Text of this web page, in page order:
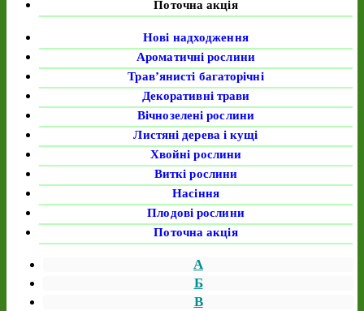
Поточна акція
Нові надходження
Ароматичні рослини
Трав’янисті багаторічні
Декоративні трави
Вічнозелені рослини
Листяні дерева і кущі
Хвойні рослини
Виткі рослини
Насіння
Плодові рослини
Поточна акція
А
Б
В